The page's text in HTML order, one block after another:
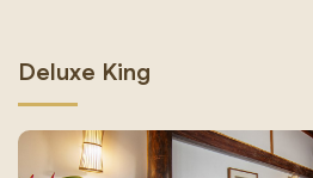
Deluxe King